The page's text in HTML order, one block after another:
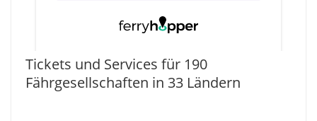
Tickets und Services für 190
Fährgesellschaften in 33 Ländern